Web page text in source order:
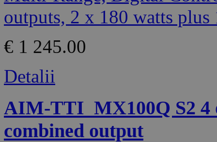
€ 1 245.00
Detalii
AIM-TTI_MX100Q S2 4
combined output